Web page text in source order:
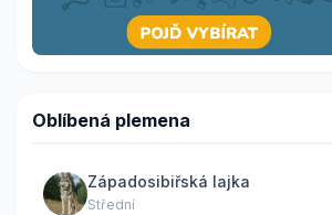
Oblíbená plemena
Západosibiřská lajka
Střední